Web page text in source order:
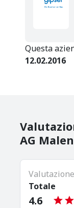
Questa
12.02.2016
AG
Totale
4.6